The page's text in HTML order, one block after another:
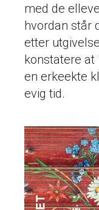
med de
hvordan står
etter
konstatere at
en erkeekte
evig tid.